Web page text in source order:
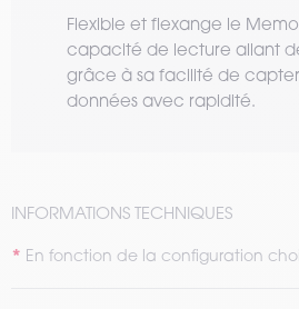
Flexible et flexange le
capacité de lecture allant
grâce à sa facilité de
données avec rapidité.
INFORMATIONS TECHNIQUES
En fonction de la configuration